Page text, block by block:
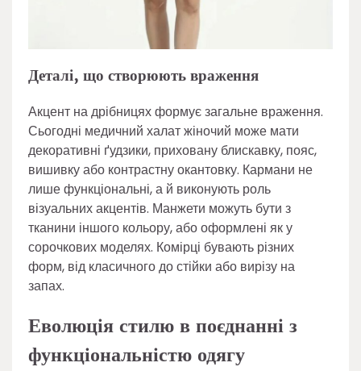
Деталі, що створюють враження
Акцент на дрібницях формує загальне враження.
Сьогодні медичний халат жіночий може мати
декоративні ґудзики, приховану блискавку, пояс,
вишивку або контрастну окантовку. Кармани не
лише функціональні, а й виконують роль
візуальних акцентів. Манжети можуть бути з
тканини іншого кольору, або оформлені як у
сорочкових моделях. Комірці бувають різних
форм, від класичного до стійки або вирізу на
запах.
Еволюція стилю в поєднанні з
функціональністю одягу